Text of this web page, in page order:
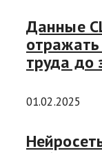
Данные
труда до
01.02.2025